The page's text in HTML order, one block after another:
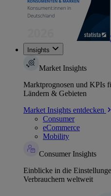
Insights
Market Insights
Marktprognosen und KPIs
Ländern & Gebieten
Market Insights entdecken
Consumer
eCommerce
Mobility
Consumer Insights
Einblicke in die
Verbrauchern weltweit